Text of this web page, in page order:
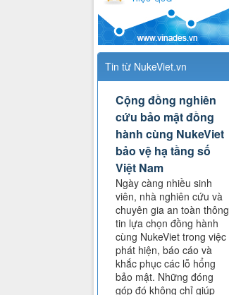
Tin từ NukeViet.vn
Cộng đồng nghiên
cứu bảo mật đồng
hành cùng NukeViet
bảo vệ hạ tầng số
Việt Nam
Ngày càng nhiều sinh
viên, nhà nghiên cứu và
chuyên gia an toàn thông
tin lựa chọn đồng hành
cùng NukeViet trong việc
phát hiện, báo cáo và
khắc phục các lỗ hổng
bảo mật. Những đóng
góp đó không chỉ giúp